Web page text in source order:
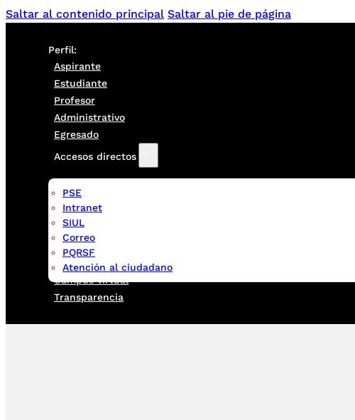
Saltar al contenido principal Saltar al pie de página
Perfil:
Aspirante
Estudiante
Profesor
Administrativo
Egresado
Accesos directos
PSE
Intranet
SIUL
Correo
PQRSF
Atención al ciudadano
Campus virtual
Transparencia